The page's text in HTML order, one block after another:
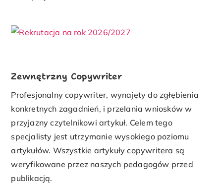
Zewnętrzny Copywriter
Profesjonalny copywriter, wynajęty do zgłębienia
konkretnych zagadnień, i przelania wniosków w
przyjazny czytelnikowi artykuł. Celem tego
specjalisty jest utrzymanie wysokiego poziomu
artykułów. Wszystkie artykuły copywritera są
weryfikowane przez naszych pedagogów przed
publikacją.